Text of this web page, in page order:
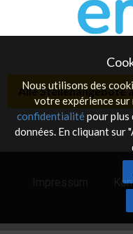
Alle Stellenangebote
Nous utilisons des
votre expérience
confidentialitépour
données. En cliquant sur